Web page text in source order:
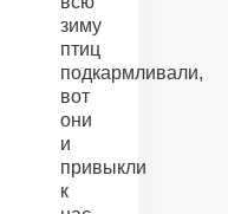
зиму
птиц
подкармливали,
вот
они
и
привыкли
к